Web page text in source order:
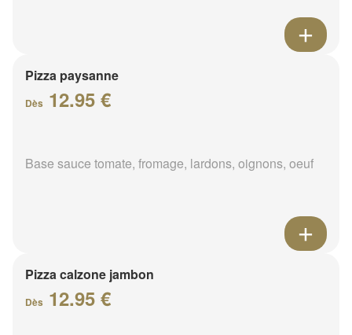
Pizza paysanne
Dès 12.95 €
Base sauce tomate, fromage, lardons, oignons, oeuf
Pizza calzone jambon
Dès 12.95 €